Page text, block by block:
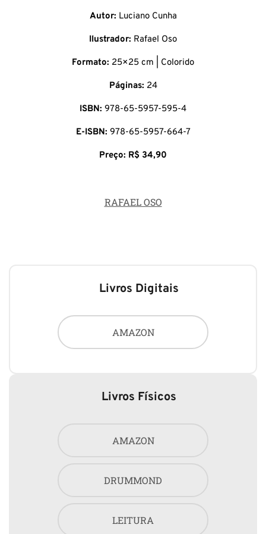
Autor: Luciano Cunha
Ilustrador: Rafael Oso
Formato: 25×25 cm | Colorido
Páginas: 24
ISBN: 978-65-5957-595-4
E-ISBN: 978-65-5957-664-7
Preço: R$ 34,90
RAFAEL OSO
Livros Digitais
AMAZON
Livros Físicos
AMAZON
DRUMMOND
LEITURA